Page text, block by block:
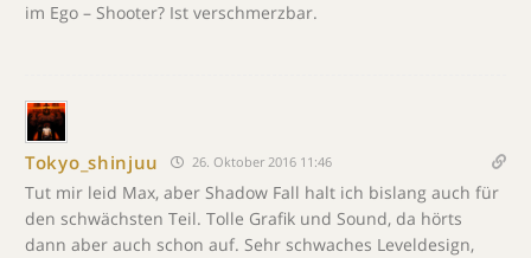
im Ego – Shooter? Ist verschmerzbar.
Tokyo_shinjuu 26. Oktober 2016 11:46
Tut mir leid Max, aber Shadow Fall halt ich bislang auch für
den schwächsten Teil. Tolle Grafik und Sound, da hörts
dann aber auch schon auf. Sehr schwaches Leveldesign,